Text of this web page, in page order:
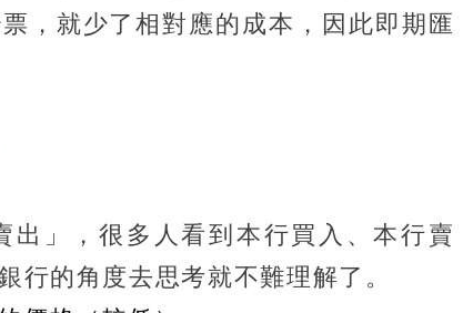
，就少了相對應的成本，因此即期匯
」，很多人看到本行買入、本行賣
行的角度去思考就不難理解了。